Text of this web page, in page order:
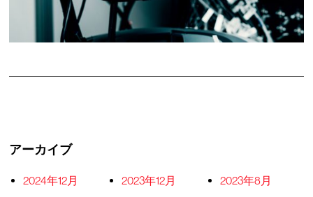
アーカイブ
2024年12月 2023年12月
2023年8月